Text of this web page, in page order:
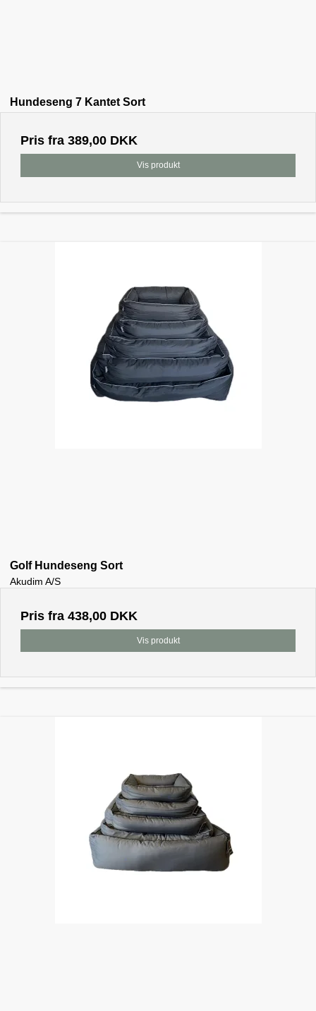
Hundeseng 7 Kantet Sort
Pris fra 389,00 DKK
Vis produkt
Golf Hundeseng Sort
Akudim A/S
Pris fra 438,00 DKK
Vis produkt